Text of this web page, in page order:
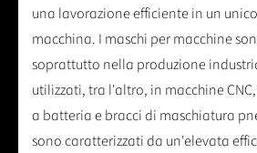
una lavorazione efficiente in un
macchina. I maschi per macchine
soprattutto nella produzione
utilizzati, tra l'altro, in macchine
a batteria e bracci di maschiatura
sono caratterizzati da un'elevata